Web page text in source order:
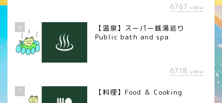
6767 view
6
【温泉】スーパー銭湯巡り
Public bath and spa
6718 view
7 【料理】Food ＆ Cooking